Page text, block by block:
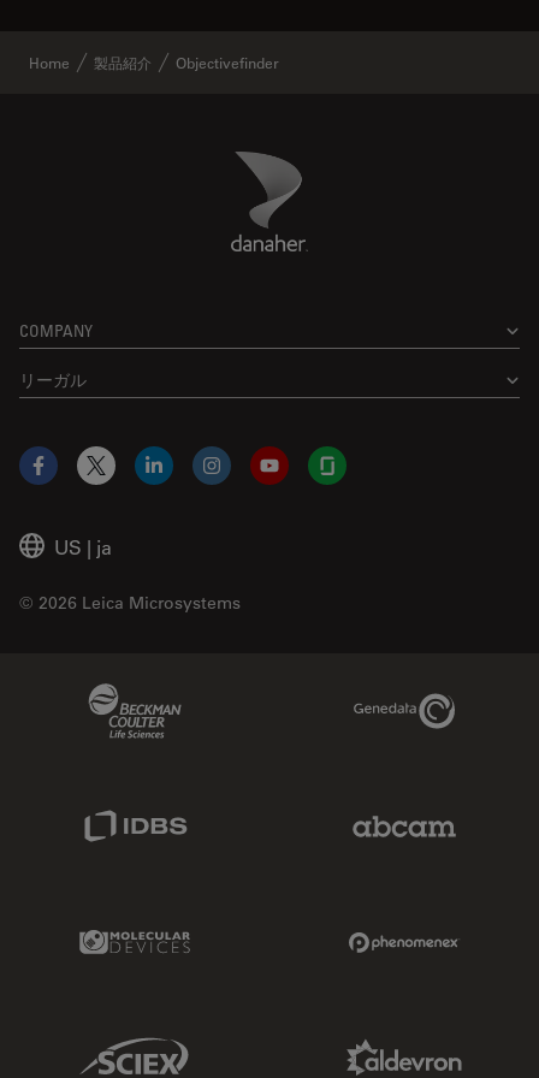
Home 製品紹介 Objectivefinder
Danaher Logo
COMPANY
リーガル
US | ja
© 2026 Leica Microsystems
Facebook
X LinkedInInstagramYouTubeGlassdoor
Genedata Link
Molecular Devices Link
Sciex Link